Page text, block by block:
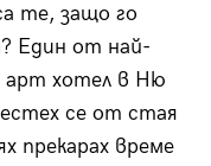
те, защо го
Един от най-
арт хотел в Ню
се от стая
прекарах време